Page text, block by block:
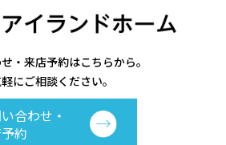
・来店予約はこちらから。
にご相談ください。
合わせ・
約